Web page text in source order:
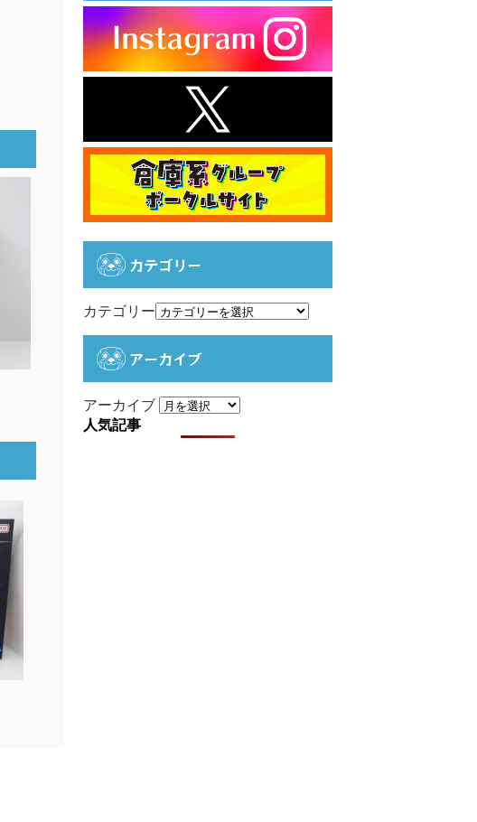
カテゴリー
カテゴリー
アーカイブ
アーカイブ
人気記事